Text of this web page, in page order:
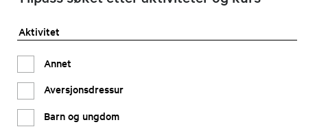
Aktivitet
Annet
Aversjonsdressur
Barn og ungdom